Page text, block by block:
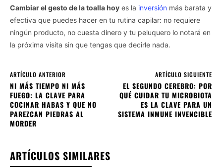
Cambiar el gesto de la toalla hoy es la inversión más barata y
efectiva que puedes hacer en tu rutina capilar: no requiere
ningún producto, no cuesta dinero y tu peluquero lo notará en
la próxima visita sin que tengas que decirle nada.
ARTÍCULO ANTERIOR
NI MÁS TIEMPO NI MÁS
FUEGO: LA CLAVE PARA
COCINAR HABAS Y QUE NO
PAREZCAN PIEDRAS AL
MORDER
ARTÍCULO SIGUIENTE
EL SEGUNDO CEREBRO: POR
QUÉ CUIDAR TU MICROBIOTA
ES LA CLAVE PARA UN
SISTEMA INMUNE INVENCIBLE
ARTÍCULOS SIMILARES